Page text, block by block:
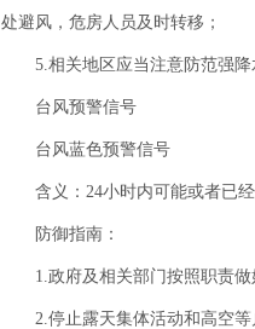
处避风，危房人员及时转移；
5.相关地区应当注意防范强降
台风预警信号
台风蓝色预警信号
含义：24小时内可能或者已经
防御指南：
1.政府及相关部门按照职责做
2.停止露天集体活动和高空等